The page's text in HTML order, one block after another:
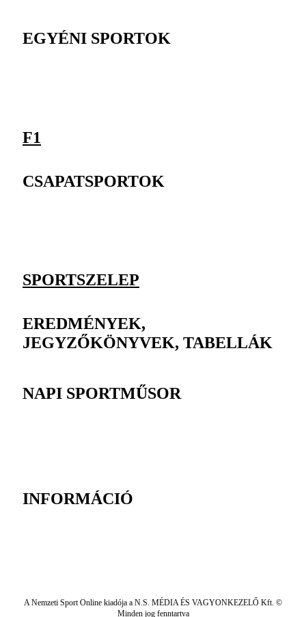
EGYÉNI SPORTOK
F1
CSAPATSPORTOK
SPORTSZELEP
EREDMÉNYEK,
JEGYZŐKÖNYVEK, TABELLÁK
NAPI SPORTMŰSOR
INFORMÁCIÓ
A Nemzeti Sport Online kiadója a N.S. MÉDIA ÉS VAGYONKEZELŐ Kft. ©
Minden jog fenntartva